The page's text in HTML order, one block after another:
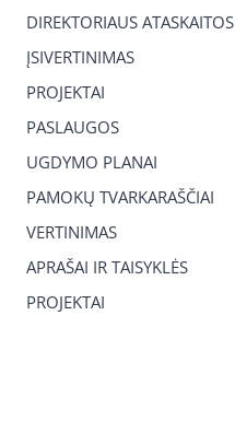
DIREKTORIAUS ATASKAITOS
ĮSIVERTINIMAS
PROJEKTAI
PASLAUGOS
UGDYMO PLANAI
PAMOKŲ TVARKARAŠČIAI
VERTINIMAS
APRAŠAI IR TAISYKLĖS
PROJEKTAI